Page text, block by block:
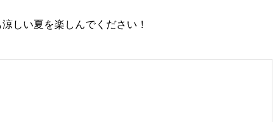
しい夏を楽しんでください！